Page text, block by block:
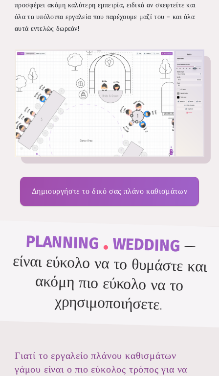
προσφέρει ακόμη καλύτερη εμπειρία, ειδικά αν σκεφτείτε και
όλα τα υπόλοιπα εργαλεία που παρέχουμε μαζί του – και όλα
αυτά εντελώς δωρεάν!
Δημιουργήστε το δικό σας πλάνο καθισμάτων
PLANNING . WEDDING—
είναι εύκολο να το θυμάστε και
ακόμη πιο εύκολο να το
χρησιμοποιήσετε.
Γιατί το εργαλείο πλάνου καθισμάτων
γάμου είναι ο πιο εύκολος τρόπος για να